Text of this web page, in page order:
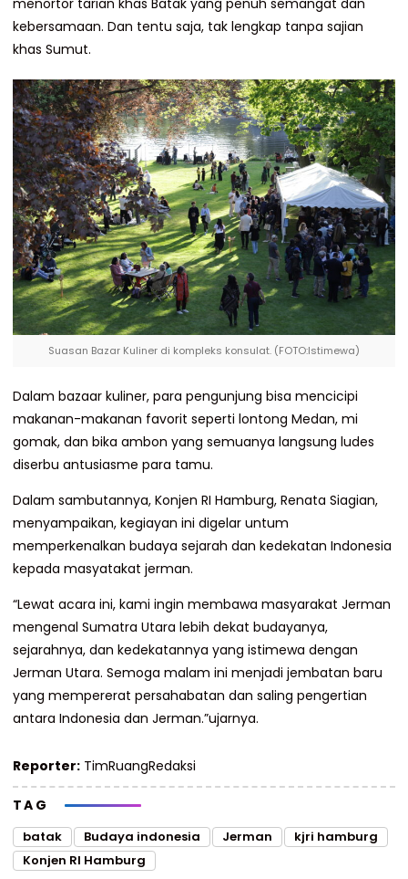
kebersamaan. Dan tentu saja, tak lengkap tanpa sajian
khas Sumut.
Suasan Bazar Kuliner di kompleks konsulat. (FOTO:Istimewa)
Dalam bazaar kuliner, para pengunjung bisa mencicipi
makanan-makanan favorit seperti lontong Medan, mi
gomak, dan bika ambon yang semuanya langsung ludes
diserbu antusiasme para tamu.
Dalam sambutannya, Konjen RI Hamburg, Renata Siagian,
menyampaikan, kegiayan ini digelar untum
memperkenalkan budaya sejarah dan kedekatan Indonesia
kepada masyatakat jerman.
“Lewat acara ini, kami ingin membawa masyarakat Jerman
mengenal Sumatra Utara lebih dekat budayanya,
sejarahnya, dan kedekatannya yang istimewa dengan
Jerman Utara. Semoga malam ini menjadi jembatan baru
yang mempererat persahabatan dan saling pengertian
antara Indonesia dan Jerman.”ujarnya.
Reporter: TimRuangRedaksi
TAG
batak Budaya indonesia Jerman
kjri hamburg
Konjen RI Hamburg